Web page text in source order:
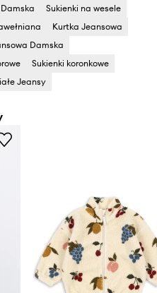
Sukienki na wesele
Kurtka Jeansowa
Damska
Sukienki koronkowe
Jeansy